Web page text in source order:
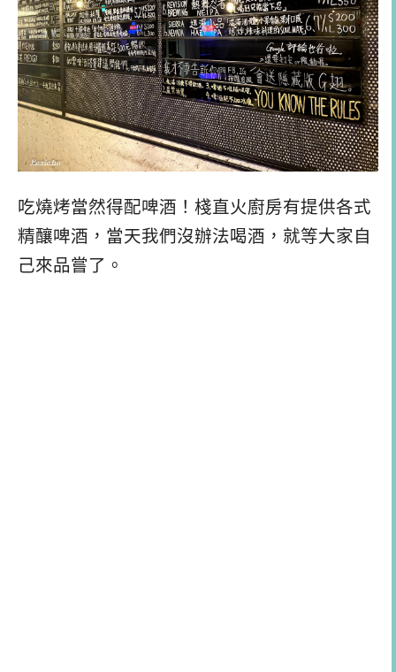
吃燒烤當然得配啤酒！棧直火廚房有提供各式
精釀啤酒，當天我們沒辦法喝酒，就等大家自
己來品嘗了。